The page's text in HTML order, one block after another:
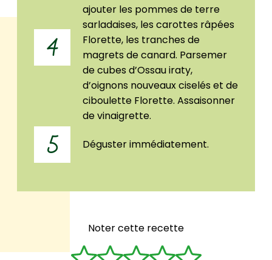
4
ajouter les pommes de terre
sarladaises, les carottes râpées
Florette, les tranches de
magrets de canard. Parsemer
de cubes d’Ossau iraty,
d’oignons nouveaux ciselés et de
ciboulette Florette. Assaisonner
de vinaigrette.
5 Déguster immédiatement.
Noter cette recette